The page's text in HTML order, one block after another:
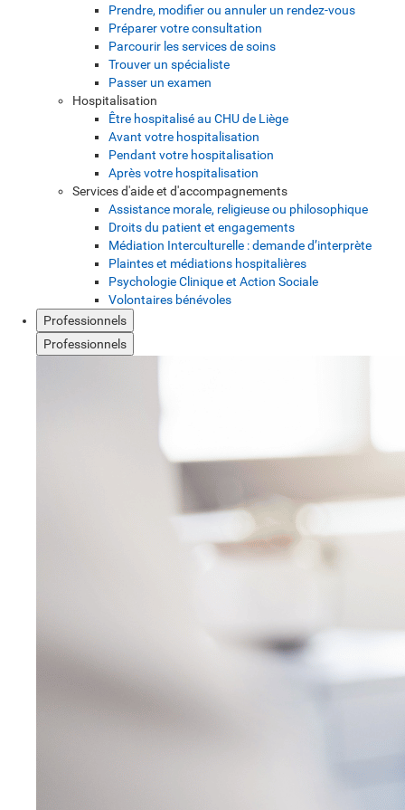
Prendre, modifier ou annuler un rendez-vous
Préparer votre consultation
Parcourir les services de soins
Trouver un spécialiste
Passer un examen
Hospitalisation
Être hospitalisé au CHU de Liège
Avant votre hospitalisation
Pendant votre hospitalisation
Après votre hospitalisation
Services d'aide et d'accompagnements
Assistance morale, religieuse ou philosophique
Droits du patient et engagements
Médiation Interculturelle : demande d’interprète
Plaintes et médiations hospitalières
Psychologie Clinique et Action Sociale
Volontaires bénévoles
Professionnels
Professionnels